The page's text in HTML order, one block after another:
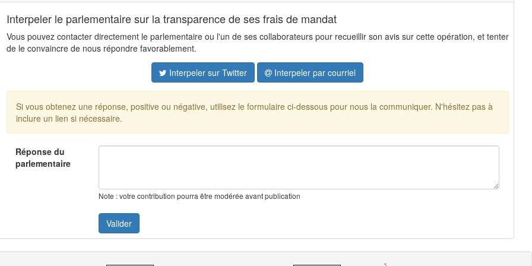
Interpeler le parlementaire sur la transparence de ses frais de mandat
Vous pouvez contacter directement le parlementaire ou l'un de ses collaborateurs pour recueillir son avis sur cette opération, et tenter
de le convaincre de nous répondre favorablement.
Interpeler sur Twitter Interpeler par courriel
Si vous obtenez une réponse, positive ou négative, utilisez le formulaire ci-dessous pour nous la communiquer. N'hésitez pas à
inclure un lien si nécessaire.
Réponse du
parlementaire
Note : votre contribution pourra être modérée avant publication